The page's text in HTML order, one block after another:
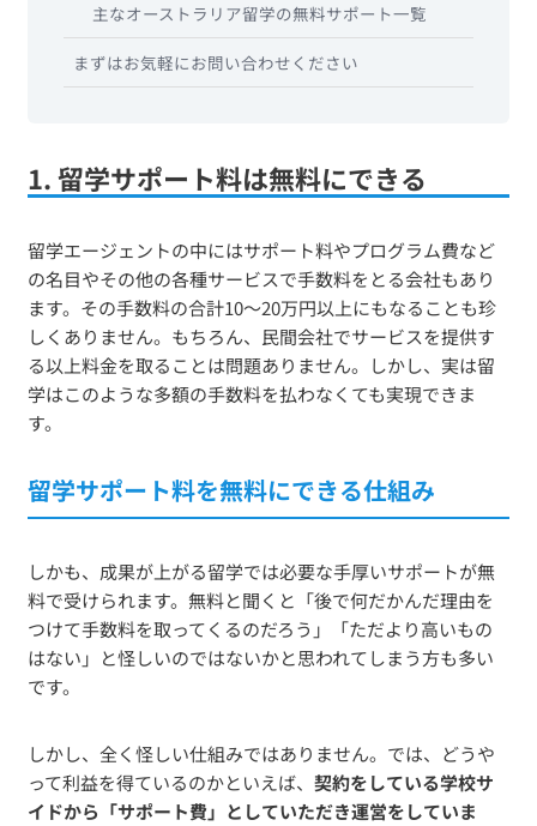
主なオーストラリア留学の無料サポート一覧
まずはお気軽にお問い合わせください
1. 留学サポート料は無料にできる
留学エージェントの中にはサポート料やプログラム費など
の名目やその他の各種サービスで手数料をとる会社もあり
ます。その手数料の合計10〜20万円以上にもなることも珍
しくありません。もちろん、民間会社でサービスを提供す
る以上料金を取ることは問題ありません。しかし、実は留
学はこのような多額の手数料を払わなくても実現できま
す。
留学サポート料を無料にできる仕組み
しかも、成果が上がる留学では必要な手厚いサポートが無
料で受けられます。無料と聞くと「後で何だかんだ理由を
つけて手数料を取ってくるのだろう」「ただより高いもの
はない」と怪しいのではないかと思われてしまう方も多い
です。
しかし、全く怪しい仕組みではありません。では、どうや
って利益を得ているのかといえば、契約をしている学校サ
イドから「サポート費」としていただき運営をしていま